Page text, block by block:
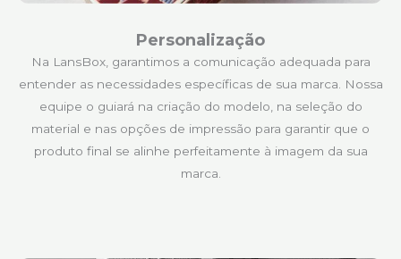
Personalização
Na LansBox, garantimos a comunicação adequada para
entender as necessidades específicas de sua marca. Nossa
equipe o guiará na criação do modelo, na seleção do
material e nas opções de impressão para garantir que o
produto final se alinhe perfeitamente à imagem da sua
marca.